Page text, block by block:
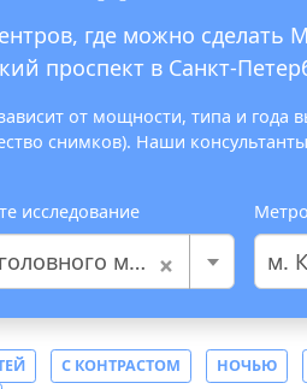
где можно сделать
проспект в Санкт-
от мощности, типа и года
снимков). Наши
исследование
×
мозга м.
С КОНТРАСТОМ НОЧЬЮ